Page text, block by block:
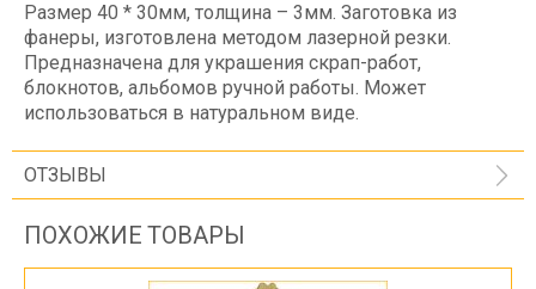
Размер 40 * 30мм, толщина – 3мм. Заготовка из
фанеры, изготовлена методом лазерной резки.
Предназначена для украшения скрап-работ,
блокнотов, альбомов ручной работы. Может
использоваться в натуральном виде.
ОТЗЫВЫ
ПОХОЖИЕ ТОВАРЫ